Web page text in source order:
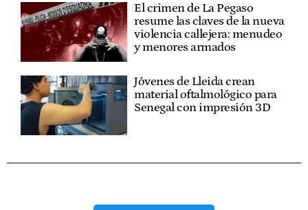
El crimen de La Pegaso
resume las claves de la nueva
violencia callejera: menudeo
y menores armados
Jóvenes de Lleida crean
material oftalmológico para
Senegal con impresión 3D